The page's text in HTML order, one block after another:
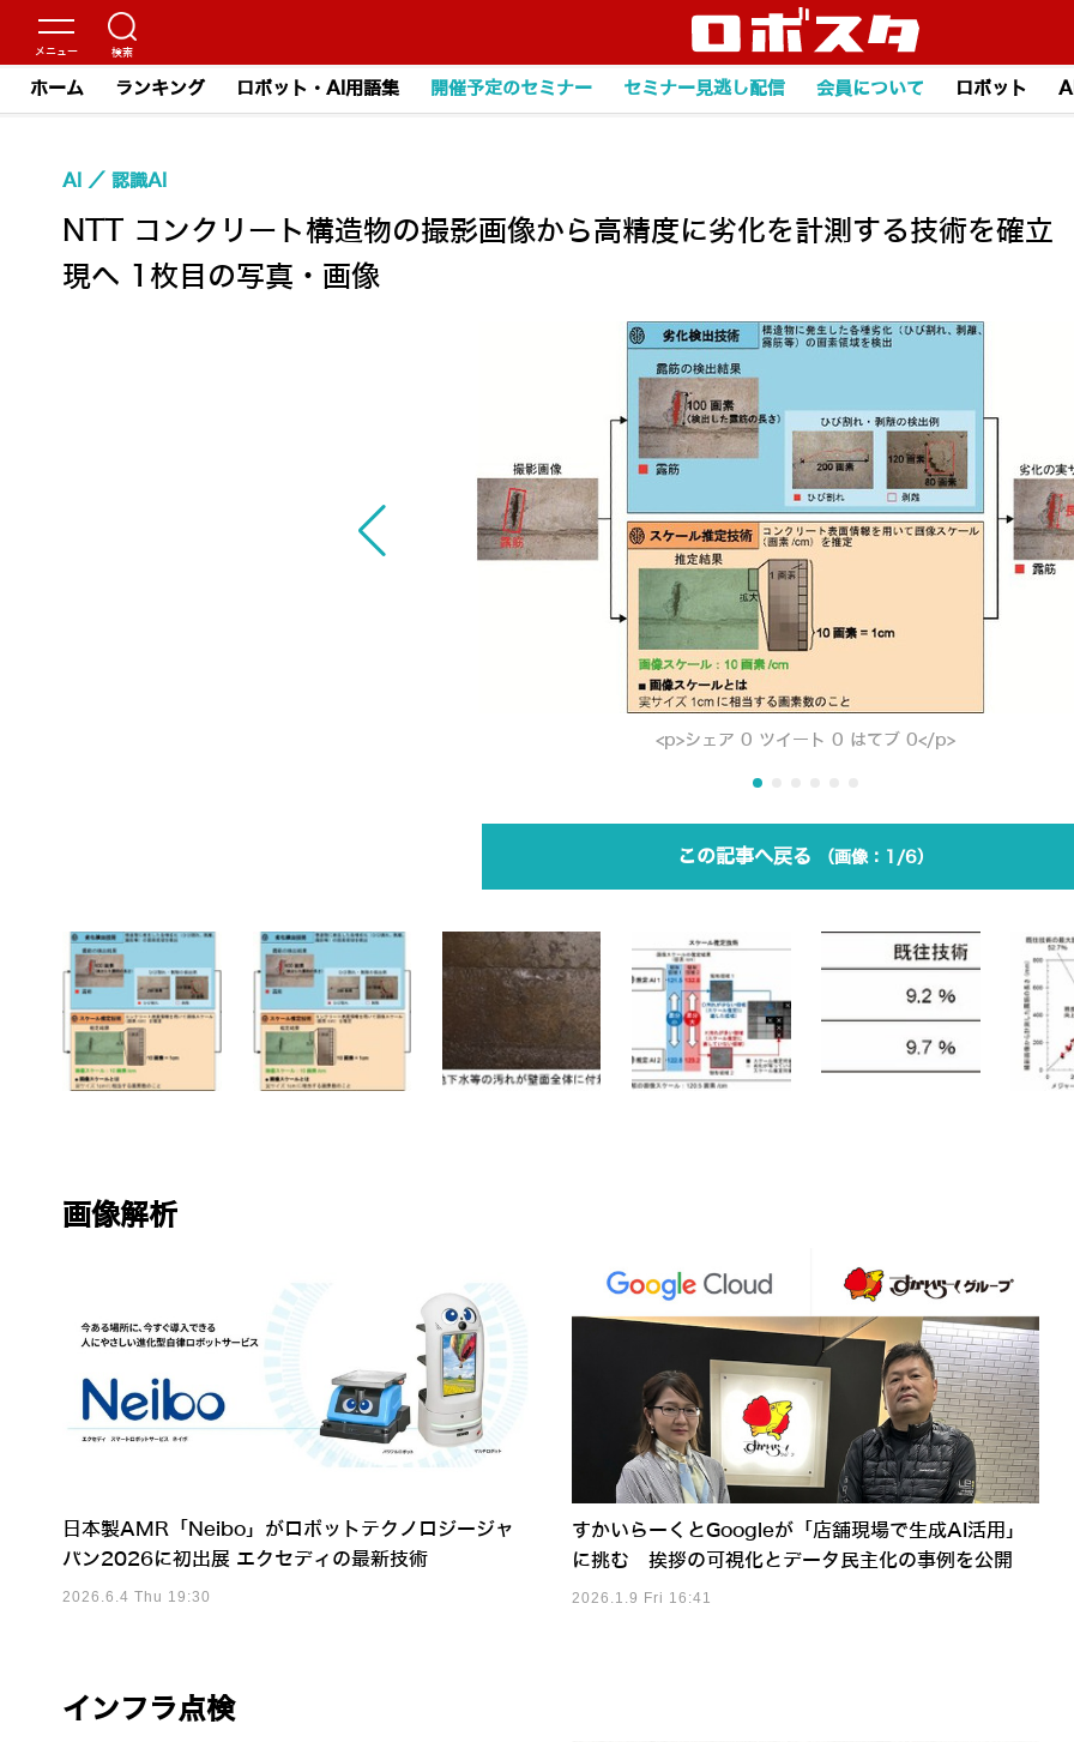
ホーム ランキング ロボット・AI用語集 開催予定のセミナー セミナー見逃し配信 会員について ロボット AI
NTT コンクリート構造物の撮影画像から高精度に劣化を計測する技術を確
現へ 1枚目の写真・画像
AI 認識AI
<p>シェア 0 ツイート 0 はてブ 0</p>
この記事へ戻る 1/6
画像解析
日本製AMR「Neibo」がロボットテクノロジージャ
パン2026に初出展 エクセディの最新技術
2026.6.4 Thu 19:30
すかいらーくとGoogleが「店舗現場で生成AI活用」
に挑む 挨拶の可視化とデータ民主化の事例を公開
2026.1.9 Fri 16:41
インフラ点検